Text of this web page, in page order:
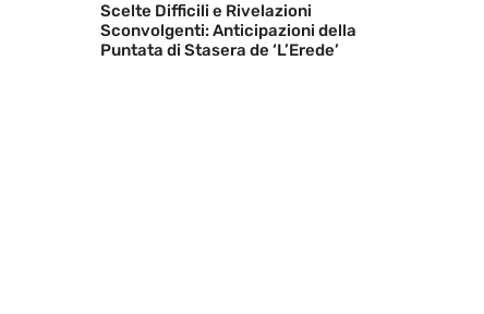
Scelte Difficili e Rivelazioni
Sconvolgenti: Anticipazioni della
Puntata di Stasera de ‘L’Erede’